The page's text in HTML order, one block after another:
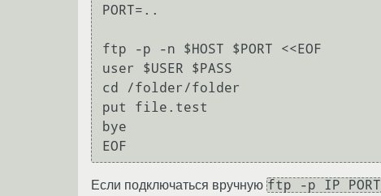
PORT=..
ftp -p -n $HOST $PORT <<EOF
user $USER $PASS
cd /folder/folder
put file.test
bye
Если подключаться вручную ftp -p IP PORT